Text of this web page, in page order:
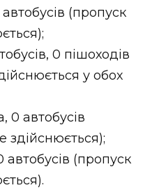
(пропуск
0 пішоходів
у обох
0 автобусів
здійснюється);
(пропуск